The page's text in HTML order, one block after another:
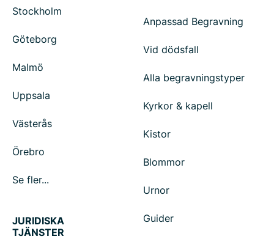
Stockholm
Göteborg
Malmö
Uppsala
Västerås
Örebro
Se fler...
Anpassad Begravning
Vid dödsfall
Alla begravningstyper
Kyrkor & kapell
Kistor
Blommor
Urnor
Guider
JURIDISKA
TJÄNSTER